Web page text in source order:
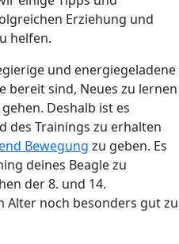
Erziehung und
helfen.
und energiegeladene
bereit sind, Neues zu lernen
Deshalb ist es
des Trainings zu erhalten
Bewegung zu geben. Es
deines Beagle zu
der 8. und 14.
Alter noch besonders gut zu